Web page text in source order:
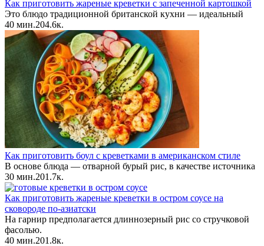
Как приготовить жареные креветки с запеченной картошкой
Это блюдо традиционной британской кухни — идеальный
40 мин.204.6к.
Как приготовить боул с креветками в американском стиле
В основе блюда — отварной бурый рис, в качестве источника
30 мин.201.7к.
Как приготовить жареные креветки в остром соусе на
сковороде по-азиатски
На гарнир предполагается длиннозерный рис со стручковой
фасолью.
40 мин.201.8к.